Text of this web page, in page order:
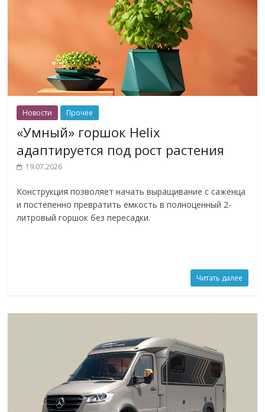
Новости Прочее
«Умный» горшок Helix
адаптируется под рост растения
19.07.2026
Конструкция позволяет начать выращивание с саженца
и постепенно превратить ёмкость в полноценный 2-
литровый горшок без пересадки.
Читать далее